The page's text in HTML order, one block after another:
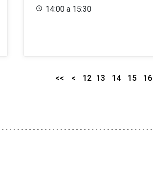
14:00 a 15:30
<< < 12 13 14 15 16